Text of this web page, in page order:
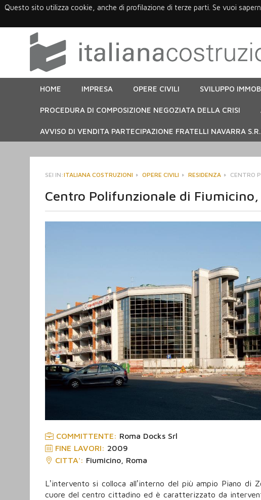
Questo sito utilizza cookie, anche di profilazione di terze parti. Se vuoi
HOME IMPRESA OPERE CIVILI SVILUPPO
PROCEDURA DI COMPOSIZIONE NEGOZIATA DELLA CRISI
AVVISO DI VENDITA PARTECIPAZIONE FRATELLI NAVARRA
SEI IN:ITALIANA COSTRUZIONI OPERE CIVILI RESIDENZA CENTRO
Centro Polifunzionale di Fiumicino,
COMMITTENTE: Roma Docks Srl
FINE LAVORI: 2009
CITTA': Fiumicino, Roma
Lʼintervento si colloca allʼinterno del più ampio Piano di
cuore del centro cittadino ed è caratterizzato da